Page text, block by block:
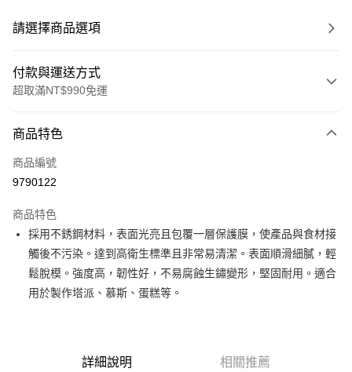
請選擇商品選項
付款與運送方式
超取滿NT$990免運
信用卡一次付款
超商取貨付款
Apple Pay
街口支付
悠遊付
商品特色
商品編號
9790122
商品特色
採用不銹鋼材料，表面光亮且包覆一層保護膜，使產品與食材接
觸後不污染。達到高衛生標準且非常易清潔。表面順滑細膩，輕
鬆脫模。強度高，韌性好，不易腐蝕生鏽變形，堅固耐用。適合
用於製作塔派、慕斯、蛋糕等。
詳細說明 相關推薦